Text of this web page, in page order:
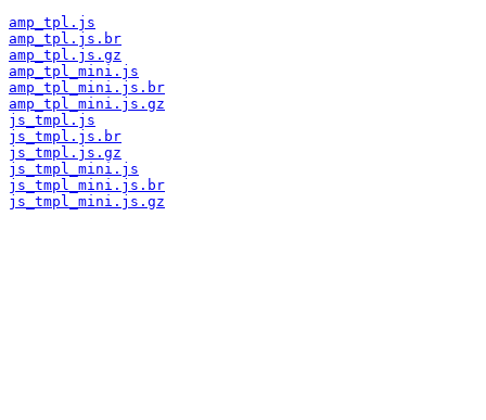
amp_tpl.js
amp_tpl.js.br
amp_tpl.js.gz
amp_tpl_mini.js
amp_tpl_mini.js.br
amp_tpl_mini.js.gz
js_tmpl.js
js_tmpl.js.br
js_tmpl.js.gz
js_tmpl_mini.js
js_tmpl_mini.js.br
js_tmpl_mini.js.gz